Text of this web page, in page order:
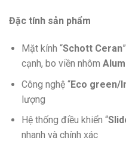
Đặc tính sản phẩm
Mặt kính “Schott Ceran
cạnh, bo viền nhôm
Công nghệ “Eco green/
lượng
Hệ thống điều khiển “
nhanh và chính xác